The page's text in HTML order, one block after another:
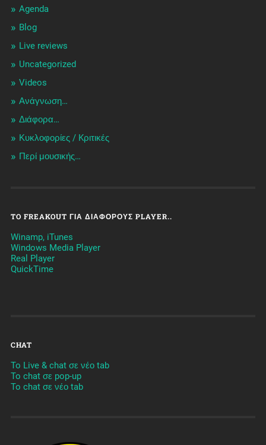
Agenda
Blog
Live reviews
Uncategorized
Videos
Ανάγνωση…
Διάφορα…
Κυκλοφορίες / Kριτικές
Περί μουσικής…
TO FREAKOUT ΓΙΑ ΔΙΆΦΟΡΟΥΣ PLAYER..
Winamp, iTunes
Windows Media Player
Real Player
QuickTime
CHAT
To Live & chat σε νέο tab
To chat σε pop-up
To chat σε νέο tab